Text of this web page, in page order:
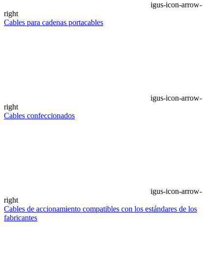
igus-icon-arrow-
right
Cables para cadenas portacables
igus-icon-arrow-
right
Cables confeccionados
igus-icon-arrow-
right
Cables de accionamiento compatibles con los estándares de los
fabricantes